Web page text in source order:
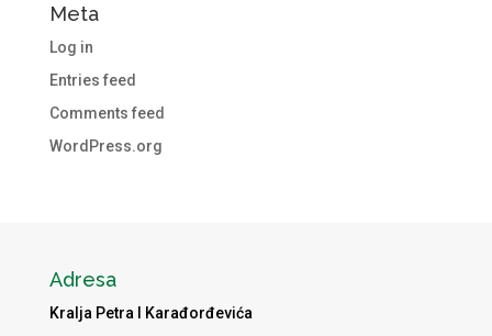
Meta
Log in
Entries feed
Comments feed
WordPress.org
Adresa
Kralja Petra I Karađorđevića